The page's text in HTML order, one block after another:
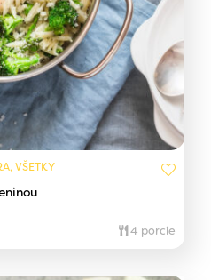
VŠETKY
4 porcie